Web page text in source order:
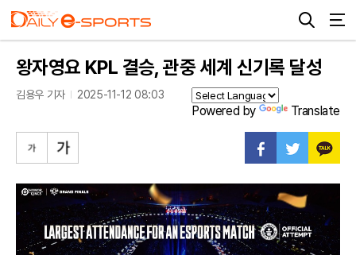
왕자영요 KPL 결승, 관중 세계 신기록 달성
김용우 기자 2025-11-12 08:03
Powered by Translate